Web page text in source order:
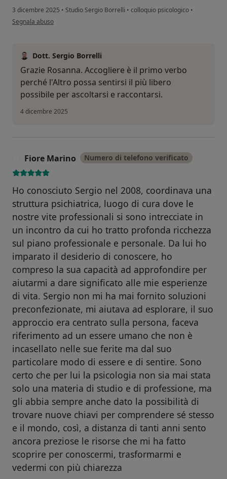
3 dicembre 2025 • Studio Sergio Borrelli • colloquio psicologico •
secondo l'opinione dell'utente Rosanna I.
Segnala abuso
Dott. Sergio Borrelli
Grazie Rosanna. Accogliere è il primo verbo
perché l'Altro possa sentirsi il più libero
possibile per ascoltarsi e raccontarsi.
4 dicembre 2025
Fiore Marino Numero di telefono verificato
Ho conosciuto Sergio nel 2008, coordinava una
struttura psichiatrica, luogo di cura dove le
nostre vite professionali si sono intrecciate in
un incontro da cui ho tratto profonda ricchezza
sul piano professionale e personale. Da lui ho
imparato il desiderio di conoscere, ho
compreso la sua capacità ad approfondire per
aiutarmi a dare significato alle mie esperienze
di vita. Sergio non mi ha mai fornito soluzioni
preconfezionate, mi aiutava ad esplorare, il suo
approccio era centrato sulla persona, faceva
riferimento ad un essere umano che non è
incasellato nelle sue ferite ma dal suo
particolare modo di essere e di sentire. Sono
certo che per lui la psicologia non sia mai stata
solo una materia di studio e di professione, ma
gli abbia sempre anche dato la possibilità di
trovare nuove chiavi per comprendere sé stesso
e il mondo, così, a distanza di tanti anni sento
ancora preziose le risorse che mi ha fatto
scoprire per conoscermi, trasformarmi e
vedermi con più chiarezza